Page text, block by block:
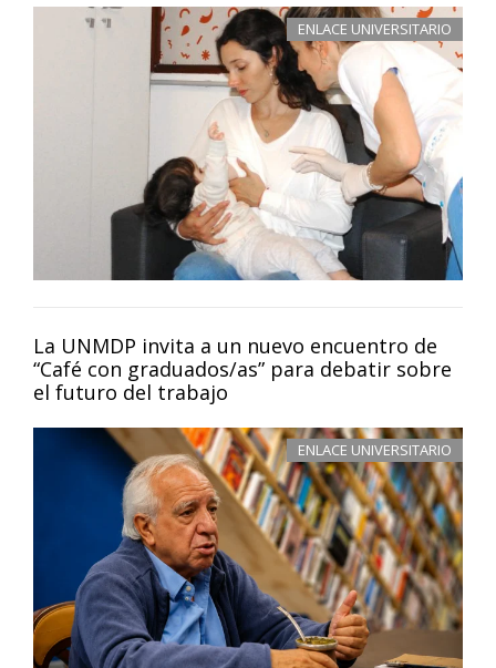
ENLACE UNIVERSITARIO
La UNMDP invita a un nuevo encuentro de
“Café con graduados/as” para debatir sobre
el futuro del trabajo
ENLACE UNIVERSITARIO